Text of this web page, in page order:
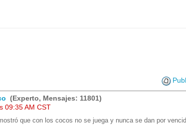
(Experto, Mensajes: 11801)
09:35 AM CST
que con los cocos no se juega y nunca se dan por